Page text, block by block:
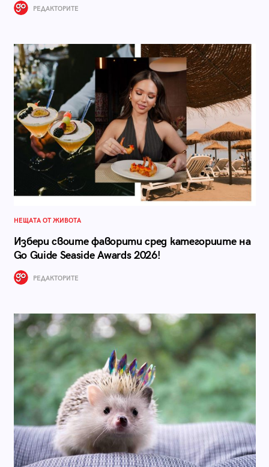
РЕДАКТОРИТЕ
НЕЩАТА ОТ ЖИВОТА
Избери своите фаворити сред категориите на
Go Guide Seaside Awards 2026!
РЕДАКТОРИТЕ